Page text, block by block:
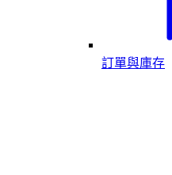
訂單與庫存